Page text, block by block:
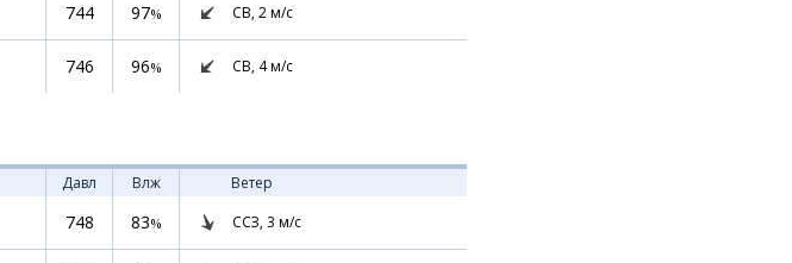
744 97% СВ, 2м/с
746 96% СВ, 4м/с
Давл Влж
Ветер
748 83% ССЗ, 3 м/с